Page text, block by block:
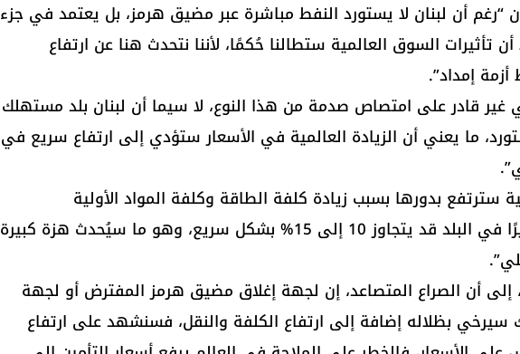
“رغم أن لبنان لا يستورد النفط مباشرة عبر مضيق هرمز، بل يعتمد في جزء
تأثيرات السوق العالمية ستطالنا حُكمًا، لأننا نتحدث هنا عن ارتفاع
إمداد”.
غير قادر على امتصاص صدمة من هذا النوع، لا سيما أن لبنان بلد مستهلك
مستورد، ما يعني أن الزيادة العالمية في الأسعار ستؤدي إلى ارتفاع سريع في
سترتفع بدورها بسبب زيادة كلفة الطاقة وكلفة المواد الأولية
المستوردة، ما يعني تضخمًا كبيرًا في البلد قد يتجاوز 10 إلى 15% بشكل سريع، وهو ما سيُحدث هزة كبيرة
إلى أن الصراع المتصاعد، إن لجهة إغلاق مضيق هرمز المفترض أو لجهة
سيرخي بظلاله إضافة إلى ارتفاع الكلفة والنقل، فسنشهد على ارتفاع